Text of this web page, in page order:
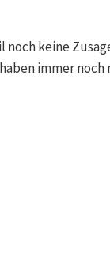
noch keine
immer noch